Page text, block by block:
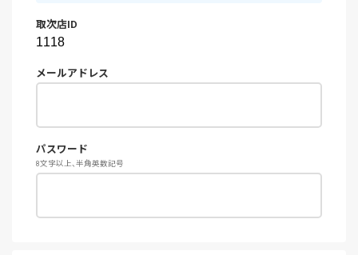
取次店ID
メールアドレス
パスワード
8文字以上、半角英数記号